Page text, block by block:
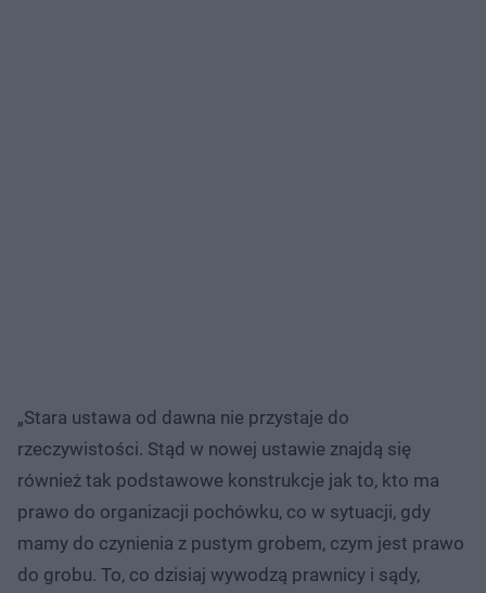
„Stara ustawa od dawna nie przystaje do
rzeczywistości. Stąd w nowej ustawie znajdą się
również tak podstawowe konstrukcje jak to, kto ma
prawo do organizacji pochówku, co w sytuacji, gdy
mamy do czynienia z pustym grobem, czym jest prawo
do grobu. To, co dzisiaj wywodzą prawnicy i sądy,